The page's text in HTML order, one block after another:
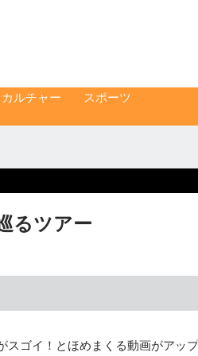
カルチャー
スポーツ
るツアー
ゴイ！とほめまくる動画がアップ